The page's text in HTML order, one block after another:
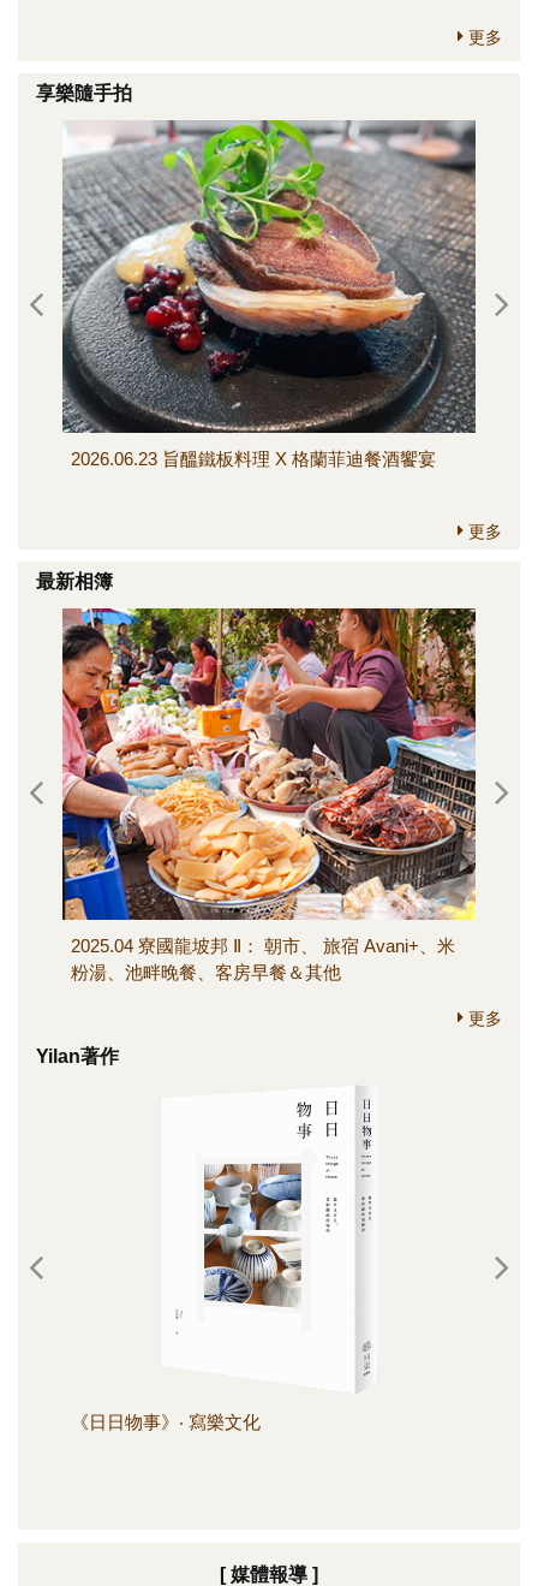
更多
享樂隨手拍
2026.06.23 旨醞鐵板料理 X 格蘭菲迪餐酒饗宴
更多
最新相簿
2025.04 寮國龍坡邦 Ⅱ： 朝市、 旅宿 Avani+、米
粉湯、池畔晚餐、客房早餐＆其他
更多
Yilan著作
《日日物事》‧ 寫樂文化
[ 媒體報導 ]